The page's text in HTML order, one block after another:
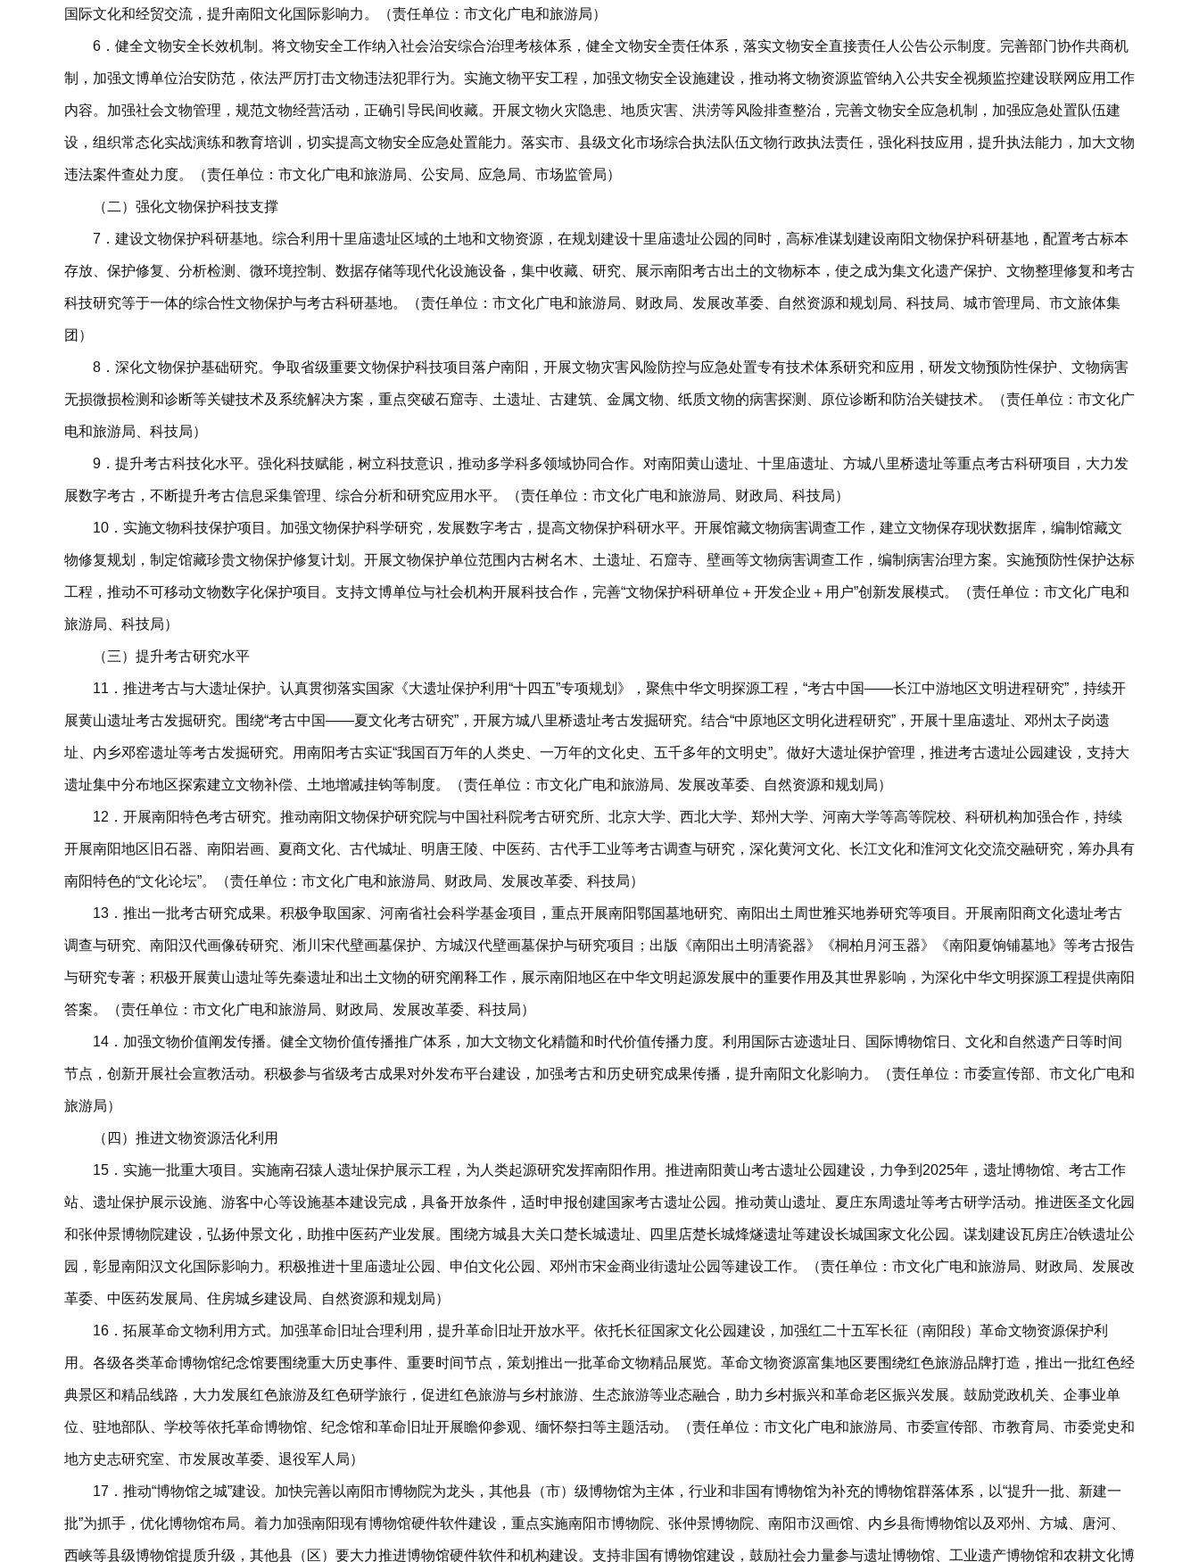
国际文化和经贸交流，提升南阳文化国际影响力。（责任单位：市文化广电和旅游局）
6．健全文物安全长效机制。将文物安全工作纳入社会治安综合治理考核体系，健全文物安全责任体系，落实文物安全直接责任人公告公示制度。完善部门协作共商机
制，加强文博单位治安防范，依法严厉打击文物违法犯罪行为。实施文物平安工程，加强文物安全设施建设，推动将文物资源监管纳入公共安全视频监控建设联网应用工作
内容。加强社会文物管理，规范文物经营活动，正确引导民间收藏。开展文物火灾隐患、地质灾害、洪涝等风险排查整治，完善文物安全应急机制，加强应急处置队伍建
设，组织常态化实战演练和教育培训，切实提高文物安全应急处置能力。落实市、县级文化市场综合执法队伍文物行政执法责任，强化科技应用，提升执法能力，加大文物
违法案件查处力度。（责任单位：市文化广电和旅游局、公安局、应急局、市场监管局）
（二）强化文物保护科技支撑
7．建设文物保护科研基地。综合利用十里庙遗址区域的土地和文物资源，在规划建设十里庙遗址公园的同时，高标准谋划建设南阳文物保护科研基地，配置考古标本
存放、保护修复、分析检测、微环境控制、数据存储等现代化设施设备，集中收藏、研究、展示南阳考古出土的文物标本，使之成为集文化遗产保护、文物整理修复和考古
科技研究等于一体的综合性文物保护与考古科研基地。（责任单位：市文化广电和旅游局、财政局、发展改革委、自然资源和规划局、科技局、城市管理局、市文旅体集
团）
8．深化文物保护基础研究。争取省级重要文物保护科技项目落户南阳，开展文物灾害风险防控与应急处置专有技术体系研究和应用，研发文物预防性保护、文物病害
无损微损检测和诊断等关键技术及系统解决方案，重点突破石窟寺、土遗址、古建筑、金属文物、纸质文物的病害探测、原位诊断和防治关键技术。（责任单位：市文化广
电和旅游局、科技局）
9．提升考古科技化水平。强化科技赋能，树立科技意识，推动多学科多领域协同合作。对南阳黄山遗址、十里庙遗址、方城八里桥遗址等重点考古科研项目，大力发
展数字考古，不断提升考古信息采集管理、综合分析和研究应用水平。（责任单位：市文化广电和旅游局、财政局、科技局）
10．实施文物科技保护项目。加强文物保护科学研究，发展数字考古，提高文物保护科研水平。开展馆藏文物病害调查工作，建立文物保存现状数据库，编制馆藏文
物修复规划，制定馆藏珍贵文物保护修复计划。开展文物保护单位范围内古树名木、土遗址、石窟寺、壁画等文物病害调查工作，编制病害治理方案。实施预防性保护达标
工程，推动不可移动文物数字化保护项目。支持文博单位与社会机构开展科技合作，完善“文物保护科研单位＋开发企业＋用户”创新发展模式。（责任单位：市文化广电和
旅游局、科技局）
（三）提升考古研究水平
11．推进考古与大遗址保护。认真贯彻落实国家《大遗址保护利用“十四五”专项规划》，聚焦中华文明探源工程，“考古中国——长江中游地区文明进程研究”，持续开
展黄山遗址考古发掘研究。围绕“考古中国——夏文化考古研究”，开展方城八里桥遗址考古发掘研究。结合“中原地区文明化进程研究”，开展十里庙遗址、邓州太子岗遗
址、内乡邓窑遗址等考古发掘研究。用南阳考古实证“我国百万年的人类史、一万年的文化史、五千多年的文明史”。做好大遗址保护管理，推进考古遗址公园建设，支持大
遗址集中分布地区探索建立文物补偿、土地增减挂钩等制度。（责任单位：市文化广电和旅游局、发展改革委、自然资源和规划局）
12．开展南阳特色考古研究。推动南阳文物保护研究院与中国社科院考古研究所、北京大学、西北大学、郑州大学、河南大学等高等院校、科研机构加强合作，持续
开展南阳地区旧石器、南阳岩画、夏商文化、古代城址、明唐王陵、中医药、古代手工业等考古调查与研究，深化黄河文化、长江文化和淮河文化交流交融研究，筹办具有
南阳特色的“文化论坛”。（责任单位：市文化广电和旅游局、财政局、发展改革委、科技局）
13．推出一批考古研究成果。积极争取国家、河南省社会科学基金项目，重点开展南阳鄂国墓地研究、南阳出土周世雅买地券研究等项目。开展南阳商文化遗址考古
调查与研究、南阳汉代画像砖研究、淅川宋代壁画墓保护、方城汉代壁画墓保护与研究项目；出版《南阳出土明清瓷器》《桐柏月河玉器》《南阳夏饷铺墓地》等考古报告
与研究专著；积极开展黄山遗址等先秦遗址和出土文物的研究阐释工作，展示南阳地区在中华文明起源发展中的重要作用及其世界影响，为深化中华文明探源工程提供南阳
答案。（责任单位：市文化广电和旅游局、财政局、发展改革委、科技局）
14．加强文物价值阐发传播。健全文物价值传播推广体系，加大文物文化精髓和时代价值传播力度。利用国际古迹遗址日、国际博物馆日、文化和自然遗产日等时间
节点，创新开展社会宣教活动。积极参与省级考古成果对外发布平台建设，加强考古和历史研究成果传播，提升南阳文化影响力。（责任单位：市委宣传部、市文化广电和
旅游局）
（四）推进文物资源活化利用
15．实施一批重大项目。实施南召猿人遗址保护展示工程，为人类起源研究发挥南阳作用。推进南阳黄山考古遗址公园建设，力争到2025年，遗址博物馆、考古工作
站、遗址保护展示设施、游客中心等设施基本建设完成，具备开放条件，适时申报创建国家考古遗址公园。推动黄山遗址、夏庄东周遗址等考古研学活动。推进医圣文化园
和张仲景博物院建设，弘扬仲景文化，助推中医药产业发展。围绕方城县大关口楚长城遗址、四里店楚长城烽燧遗址等建设长城国家文化公园。谋划建设瓦房庄冶铁遗址公
园，彰显南阳汉文化国际影响力。积极推进十里庙遗址公园、申伯文化公园、邓州市宋金商业街遗址公园等建设工作。（责任单位：市文化广电和旅游局、财政局、发展改
革委、中医药发展局、住房城乡建设局、自然资源和规划局）
16．拓展革命文物利用方式。加强革命旧址合理利用，提升革命旧址开放水平。依托长征国家文化公园建设，加强红二十五军长征（南阳段）革命文物资源保护利
用。各级各类革命博物馆纪念馆要围绕重大历史事件、重要时间节点，策划推出一批革命文物精品展览。革命文物资源富集地区要围绕红色旅游品牌打造，推出一批红色经
典景区和精品线路，大力发展红色旅游及红色研学旅行，促进红色旅游与乡村旅游、生态旅游等业态融合，助力乡村振兴和革命老区振兴发展。鼓励党政机关、企事业单
位、驻地部队、学校等依托革命博物馆、纪念馆和革命旧址开展瞻仰参观、缅怀祭扫等主题活动。（责任单位：市文化广电和旅游局、市委宣传部、市教育局、市委党史和
地方史志研究室、市发展改革委、退役军人局）
17．推动“博物馆之城”建设。加快完善以南阳市博物院为龙头，其他县（市）级博物馆为主体，行业和非国有博物馆为补充的博物馆群落体系，以“提升一批、新建一
批”为抓手，优化博物馆布局。着力加强南阳现有博物馆硬件软件建设，重点实施南阳市博物院、张仲景博物院、南阳市汉画馆、内乡县衙博物馆以及邓州、方城、唐河、
西峡等县级博物馆提质升级，其他县（区）要大力推进博物馆硬件软件和机构建设。支持非国有博物馆建设，鼓励社会力量参与遗址博物馆、工业遗产博物馆和农耕文化博